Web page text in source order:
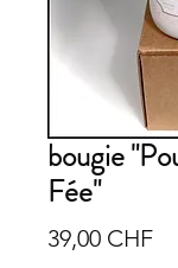
bougie
Fée"
39,00 CHFPrix